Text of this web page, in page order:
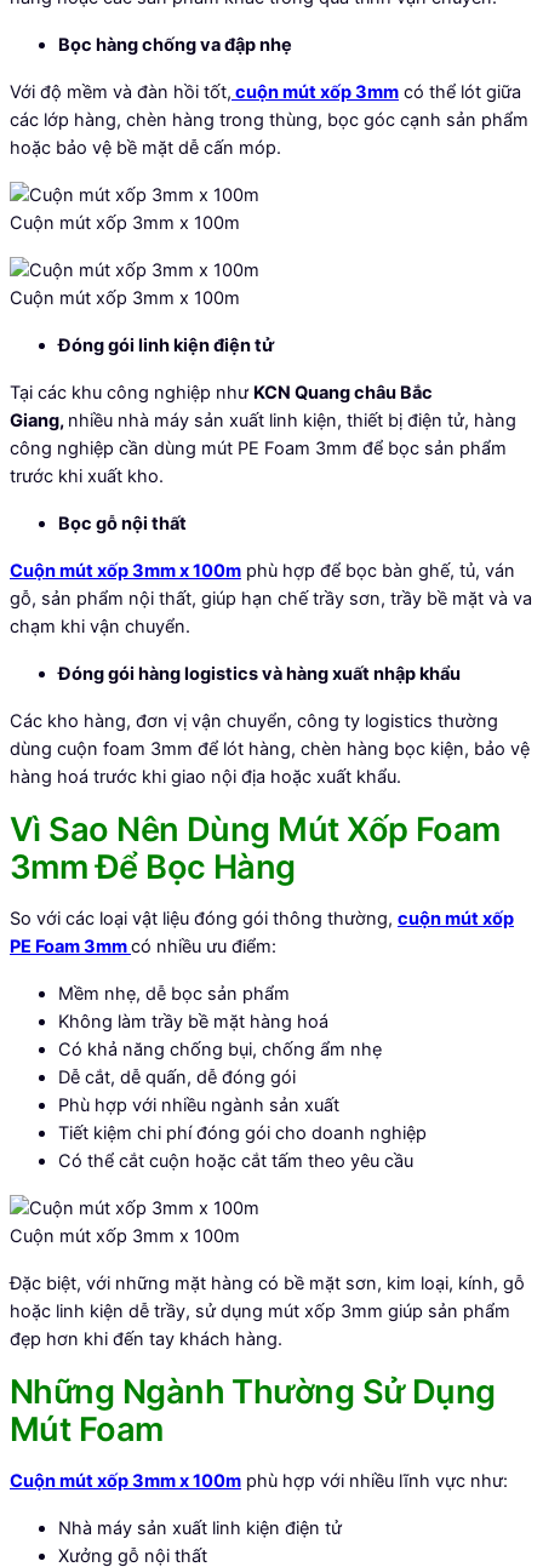
Bọc hàng chống va đập nhẹ
Với độ mềm và đàn hồi tốt, cuộn mút xốp 3mm có thể lót giữa
các lớp hàng, chèn hàng trong thùng, bọc góc cạnh sản phẩm
hoặc bảo vệ bề mặt dễ cấn móp.
Cuộn mút xốp 3mm x 100m
Cuộn mút xốp 3mm x 100m
Đóng gói linh kiện điện tử
Tại các khu công nghiệp như KCN Quang châu Bắc
Giang, nhiều nhà máy sản xuất linh kiện, thiết bị điện tử, hàng
công nghiệp cần dùng mút PE Foam 3mm để bọc sản phẩm
trước khi xuất kho.
Bọc gỗ nội thất
Cuộn mút xốp 3mm x 100m phù hợp để bọc bàn ghế, tủ, ván
gỗ, sản phẩm nội thất, giúp hạn chế trầy sơn, trầy bề mặt và va
chạm khi vận chuyển.
Đóng gói hàng logistics và hàng xuất nhập khẩu
Các kho hàng, đơn vị vận chuyển, công ty logistics thường
dùng cuộn foam 3mm để lót hàng, chèn hàng bọc kiện, bảo vệ
hàng hoá trước khi giao nội địa hoặc xuất khẩu.
Vì Sao Nên Dùng Mút Xốp Foam
3mm Để Bọc Hàng
So với các loại vật liệu đóng gói thông thường, cuộn mút xốp
PE Foam 3mmcó nhiều ưu điểm:
Mềm nhẹ, dễ bọc sản phẩm
Không làm trầy bề mặt hàng hoá
Có khả năng chống bụi, chống ẩm nhẹ
Dễ cắt, dễ quấn, dễ đóng gói
Phù hợp với nhiều ngành sản xuất
Tiết kiệm chi phí đóng gói cho doanh nghiệp
Có thể cắt cuộn hoặc cắt tấm theo yêu cầu
Cuộn mút xốp 3mm x 100m
Đặc biệt, với những mặt hàng có bề mặt sơn, kim loại, kính, gỗ
hoặc linh kiện dễ trầy, sử dụng mút xốp 3mm giúp sản phẩm
đẹp hơn khi đến tay khách hàng.
Những Ngành Thường Sử Dụng
Mút Foam
Cuộn mút xốp 3mm x 100m phù hợp với nhiều lĩnh vực như:
Nhà máy sản xuất linh kiện điện tử
Xưởng gỗ nội thất